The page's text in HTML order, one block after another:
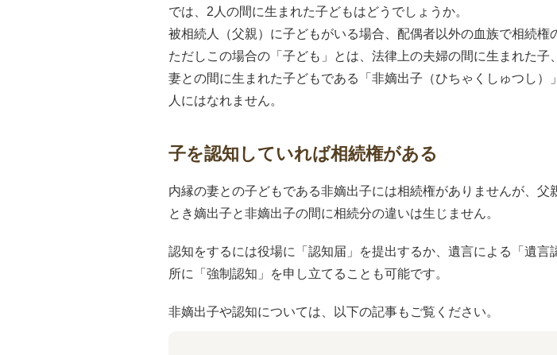
では、2人の間に生まれた子どもはどうでしょうか。
被相続人（父親）に子どもがいる場合、配偶者以外の血族で相続権
ただしこの場合の「子ども」とは、法律上の夫婦の間に生まれた
妻との間に生まれた子どもである「非嫡出子（ひちゃくしゅつし
人にはなれません。
子を認知していれば相続権がある
内縁の妻との子どもである非嫡出子には相続権がありませんが、
とき嫡出子と非嫡出子の間に相続分の違いは生じません。
認知をするには役場に「認知届」を提出するか、遺言による「遺
所に「強制認知」を申し立てることも可能です。
非嫡出子や認知については、以下の記事もご覧ください。